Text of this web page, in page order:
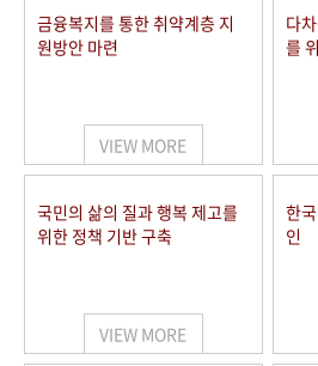
금융복지를 통한 취약계층 지
원방안 마련
VIEW MORE
다
를
국민의 삶의 질과 행복 제고를
위한 정책 기반 구축
VIEW MORE
한
인